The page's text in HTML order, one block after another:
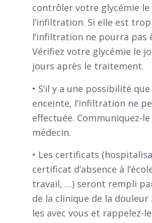
contrôler votre glycémie le
l’infiltration. Si elle est trop
l’infiltration ne pourra pas
Vérifiez votre glycémie le
jours après le traitement.
• S’il y a une possibilité
enceinte, l’infiltration ne
effectuée. Communiquez-
médecin.
• Les certificats
certificat d’absence à
travail, …) seront rempli
de la clinique de la douleur
les avec vous et rappelez-